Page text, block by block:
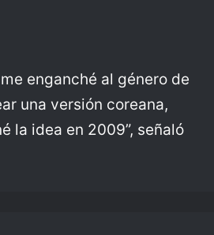
enganché al género de
una versión coreana,
la idea en 2009”, señaló